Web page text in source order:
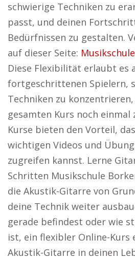
schwierige Techniken zu
passt, und deinen
Bedürfnissen zu gestalten.
auf dieser Seite:
Diese Flexibilität erlaubt es
fortgeschrittenen Spielern,
Techniken zu
gesamten Kurs noch einmal
Kurse bieten den Vorteil,
wichtigen Videos und
zugreifen kannst. Lerne
Schritten Musikschule
die Akustik-Gitarre von
deine Technik weiter
gerade befindest oder wie
ist, ein flexibler Online-Kurs
Akustik-Gitarre in deinen